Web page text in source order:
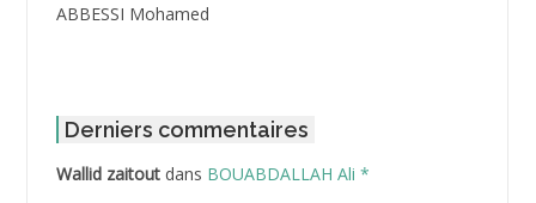
ABBESSI Mohamed
ABDAT Amar
ABDEDDAIM Hamid
Derniers commentaires
Wallid zaitoutdans BOUABDALLAH Ali *